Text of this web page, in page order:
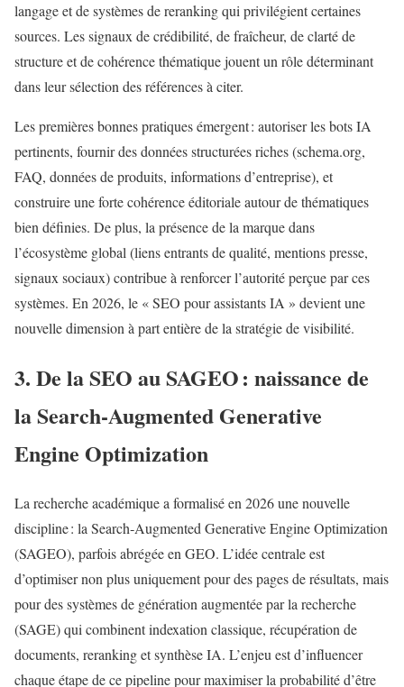
langage et de systèmes de reranking qui privilégient certaines
sources. Les signaux de crédibilité, de fraîcheur, de clarté de
structure et de cohérence thématique jouent un rôle déterminant
dans leur sélection des références à citer.
Les premières bonnes pratiques émergent : autoriser les bots IA
pertinents, fournir des données structurées riches (schema.org,
FAQ, données de produits, informations d’entreprise), et
construire une forte cohérence éditoriale autour de thématiques
bien définies. De plus, la présence de la marque dans
l’écosystème global (liens entrants de qualité, mentions presse,
signaux sociaux) contribue à renforcer l’autorité perçue par ces
systèmes. En 2026, le « SEO pour assistants IA » devient une
nouvelle dimension à part entière de la stratégie de visibilité.
3. De la SEO au SAGEO : naissance de
la Search‑Augmented Generative
Engine Optimization
La recherche académique a formalisé en 2026 une nouvelle
discipline : la Search‑Augmented Generative Engine Optimization
(SAGEO), parfois abrégée en GEO. L’idée centrale est
d’optimiser non plus uniquement pour des pages de résultats, mais
pour des systèmes de génération augmentée par la recherche
(SAGE) qui combinent indexation classique, récupération de
documents, reranking et synthèse IA. L’enjeu est d’influencer
chaque étape de ce pipeline pour maximiser la probabilité d’être